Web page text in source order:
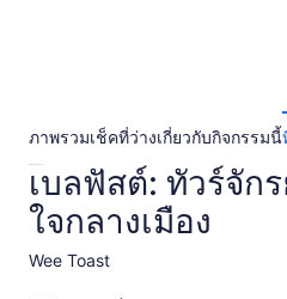
ภาพรวมเช็คที่ว่างเกี่ยวกับกิจกรรมนี้
เบลฟัสต์: ทัวร์จัก
ใจกลางเมือง
Wee Toast ​